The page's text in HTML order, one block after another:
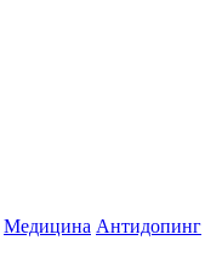
Медицина Антидопинг